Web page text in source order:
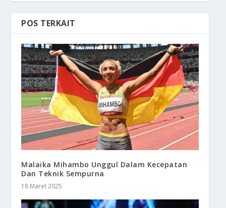
POS TERKAIT
Malaika Mihambo Unggul Dalam Kecepatan
Dan Teknik Sempurna
18 Maret 2025